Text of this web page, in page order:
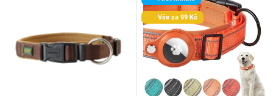
Vše za 99 Kč